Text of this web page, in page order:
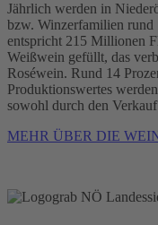
Jährlich werden in
bzw. Winzerfamilien
entspricht 215 Millionen
Weißwein gefüllt, das
Roséwein. Rund 14
Produktionswertes
sowohl durch den
MEHR ÜBER DIE